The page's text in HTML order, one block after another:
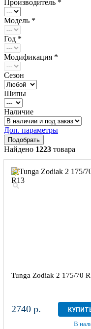
Производитель *
Модель *
Год *
Модификация *
Сезон
Шипы
Наличие
Доп. параметры
Найдено 1223 товара
Tunga Zodiak 2 175/70
2740 р.
В